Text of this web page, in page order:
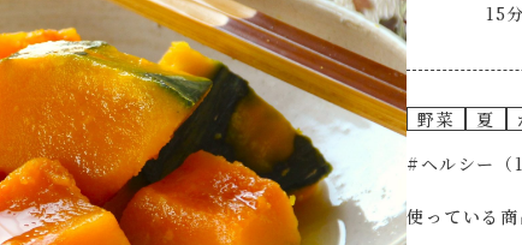
15分
野菜 夏
#ヘルシー（
使っている商